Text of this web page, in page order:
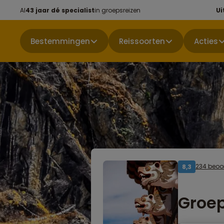
Al43 jaar dé specialistin groepsreizen
Bestemmingen Reissoorten Acties
8,3 234